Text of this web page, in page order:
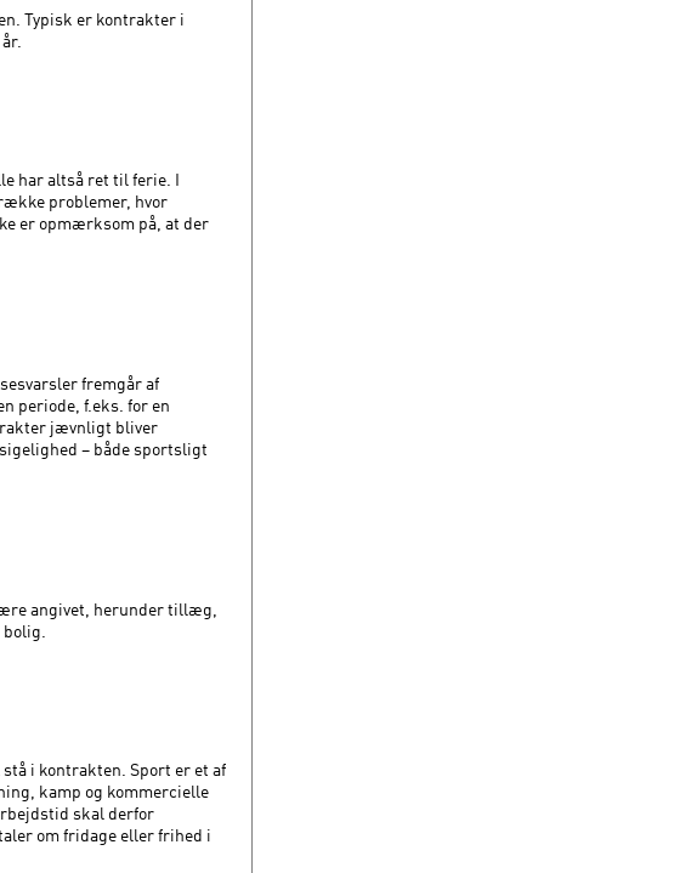
Typisk er kontrakter i
har altså ret til ferie. I
problemer, hvor
er opmærksom på, at der
fremgår af
periode, f.eks. for en
jævnligt bliver
– både sportsligt
angivet, herunder tillæg,
i kontrakten. Sport er et af
kamp og kommercielle
skal derfor
om fridage eller frihed i